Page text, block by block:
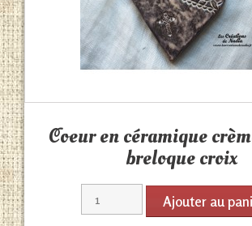
Coeur en céramique
breloque croix
Ajouter au